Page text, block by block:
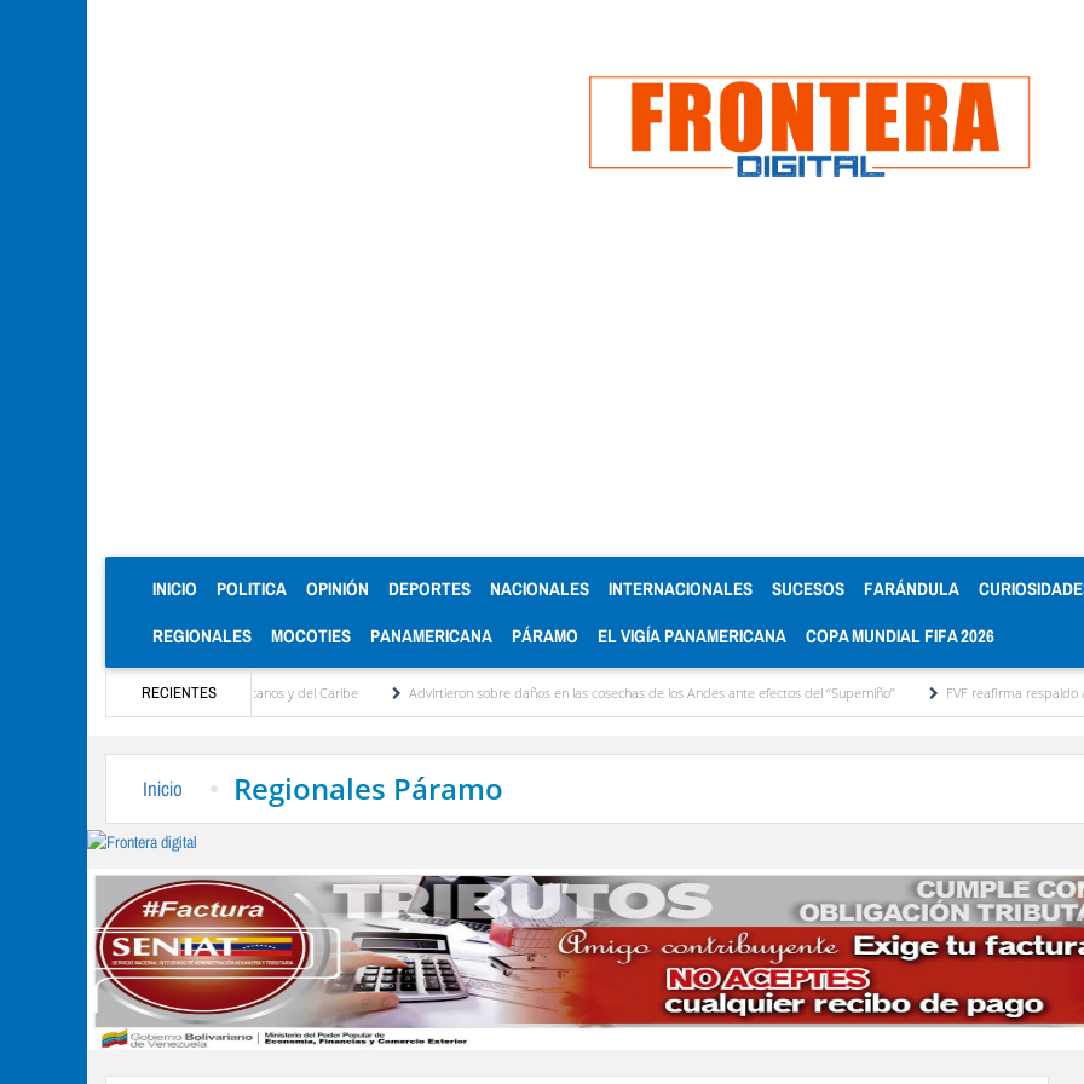
INICIO (CURRENT)
POLITICA OPINIÓN DEPORTES NACIONALES INTERNACIONALES SUCESOS FARÁNDULA
REGIONALES MOCOTIES PANAMERICANA PÁRAMO EL VIGÍA PANAMERICANA COPA MUNDIAL FIFA 2026
RECIENTES
los Juegos Centroamericanos y del Caribe Advirtieron sobre daños en las cosechas de los Andes ante efectos del ‘‘Superniño’’ FVF reafirma respaldo a Gianni
Inicio Regionales Páramo